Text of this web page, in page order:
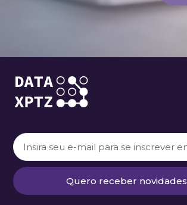
Quero receber novidades